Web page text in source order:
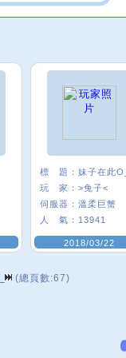
標 題： 妹子在此
玩 家： >兔子<
伺服器： 溫柔巨蟹
人 氣： 13941
2018/03/22
(總頁數:67)